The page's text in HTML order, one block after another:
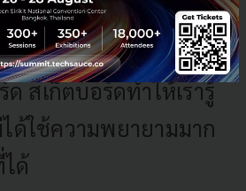
บกันจะดีกว่าไหม ถ้า
ากได้รถ และปีแรกคุณ
สเก็ตบอร์ดทำให้เรารู้
ได้ใช้ความพยายามมาก
ได้